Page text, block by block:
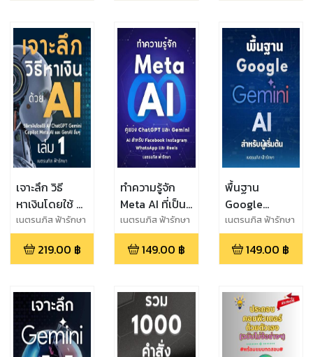
Gemini
Copilot
Microsoft
Copilot, Meta
Gemini,
Microsoft
Copilot AI,
Metai AI
เจาะลึก วิธี
หาเงินโดยใช้ AI
เล่มที่ 1 สำหรับ
ChatGPT
Gemini
AI และ GenAI
อื่นๆ
เนตรนภิส ฟ้ารักษา
219.00 ฿
ทำความรู้จัก
Meta AI ที่เป็น
GenAI สำหรับ
Facebook
Instagram
Reels คู่แข่ง
ของ ChatGPT
และ Gemini
เนตรนภิส ฟ้ารักษา
149.00 ฿
พื้นฐาน
Google
Gemini AI
สำหรับผู้เริ่มต้น
ที่เป็นคู่แข่งกับ
Microsoft
Copilot, Meta
เนตรนภิส ฟ้ารักษา
149.00 ฿